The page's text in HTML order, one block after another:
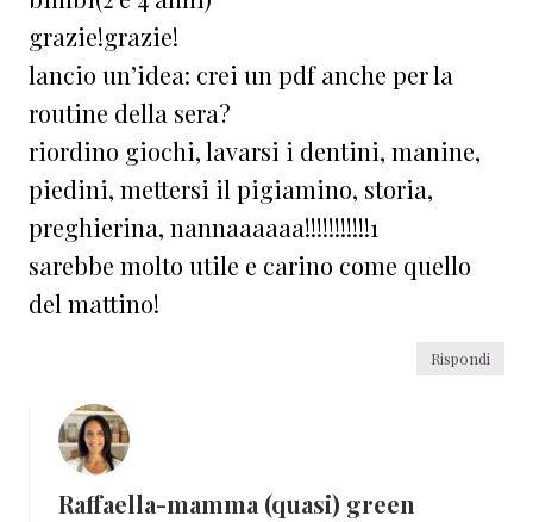
grazie!grazie!
lancio un’idea: crei un pdf anche per la
routine della sera?
riordino giochi, lavarsi i dentini, manine,
piedini, mettersi il pigiamino, storia,
preghierina, nannaaaaaa!!!!!!!!!!!1
sarebbe molto utile e carino come quello
del mattino!
Rispondi
Raffaella-mamma (quasi) green